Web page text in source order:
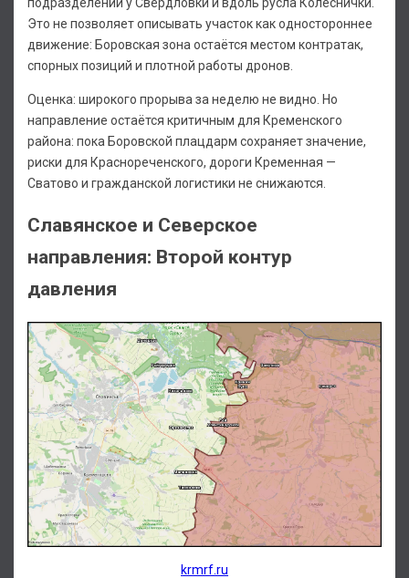
Это не позволяет описывать участок как одностороннее
движение: Боровская зона остаётся местом контратак,
спорных позиций и плотной работы дронов.
Оценка: широкого прорыва за неделю не видно. Но
направление остаётся критичным для Кременского
района: пока Боровской плацдарм сохраняет значение,
риски для Краснореченского, дороги Кременная —
Сватово и гражданской логистики не снижаются.
Славянское и Северское
направления: Второй контур
давления
krmrf.ru